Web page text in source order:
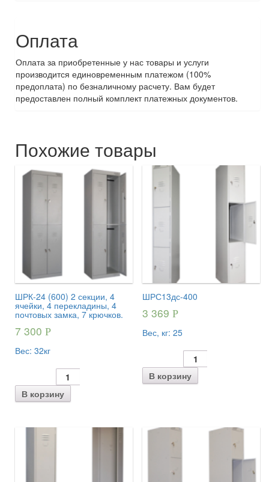
Оплата
Оплата за приобретенные у нас товары и услуги
производится единовременным платежом (100%
предоплата) по безналичному расчету. Вам будет
предоставлен полный комплект платежных документов.
Похожие товары
ШРК-24 (600) 2 секции, 4
ячейки, 4 перекладины, 4
почтовых замка, 7 крючков.
7 300 Р
Вес: 32кг
В корзину
ШРС13дс-400
3 369Р
Вес, кг: 25
В корзину